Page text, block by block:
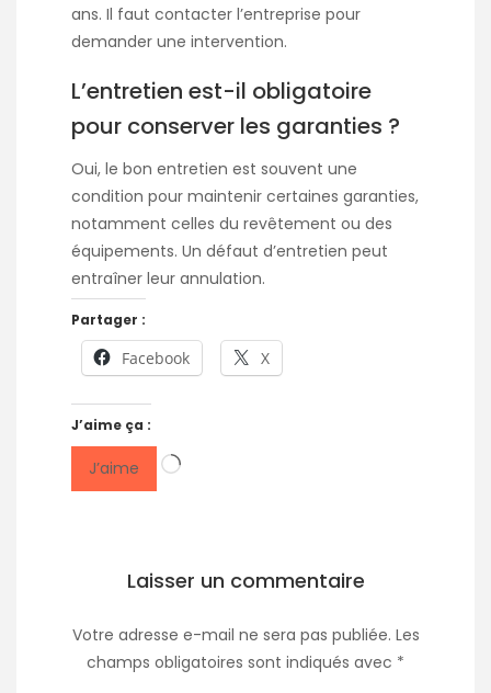
ans. Il faut contacter l’entreprise pour
demander une intervention.
L’entretien est-il obligatoire
pour conserver les garanties ?
Oui, le bon entretien est souvent une
condition pour maintenir certaines garanties,
notamment celles du revêtement ou des
équipements. Un défaut d’entretien peut
entraîner leur annulation.
Partager :
Facebook X
J’aime ça :
J’aime Chargement…
Laisser un commentaire
Votre adresse e-mail ne sera pas publiée. Les
champs obligatoires sont indiqués avec *